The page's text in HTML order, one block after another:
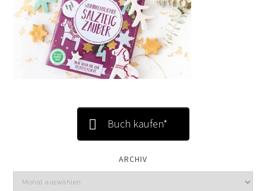
Buch kaufen*
ARCHIV